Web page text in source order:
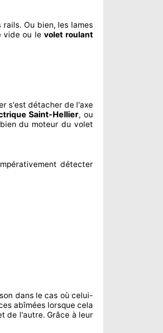
rails. Ou bien, les lames
vide ou le volet roulant
s'est détacherde l'axe
Saint-Hellier, ou
du moteur du volet
détecter
dans le cas où celui-
abîméeslorsque cela
de l'autre. Grâce à leur